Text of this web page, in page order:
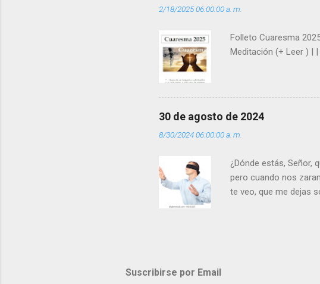
(+ Leer ) |
2/18/2025 06:00:00 a. m.
Folleto Cuaresma
Meditación (+ Leer ) |
30 de agosto de 2024
8/30/2024 06:00:00 a. m.
¿Dónde estás, Señor,
pero cuando nos
te veo, que me dejas
porque lloras tus
Suscribirse por Email